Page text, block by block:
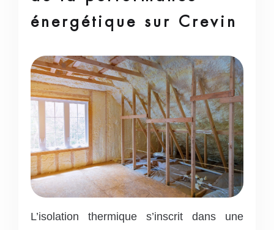
énergétique sur Crevin
L’isolation thermique s’inscrit dans une